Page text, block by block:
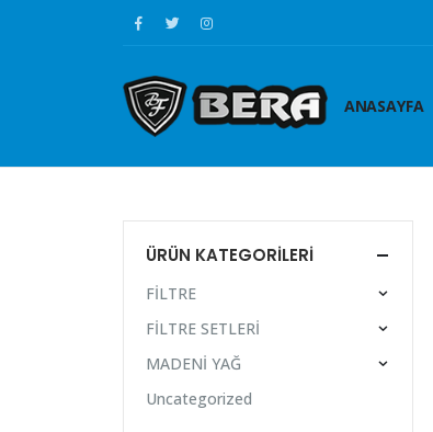
ANASAYFA
ÜRÜN KATEGORILERI
FİLTRE
FİLTRE SETLERİ
MADENİ YAĞ
Uncategorized